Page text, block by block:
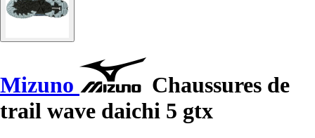
Mizuno
Chaussures de
trail wave daichi 5 gtx